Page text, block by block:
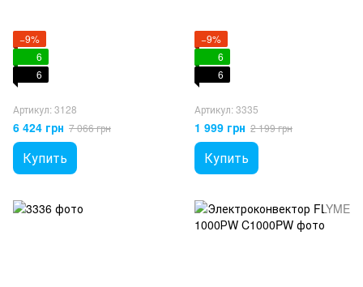
−9%
6
6
Артикул: 3128
6 424 грн 7 066 грн
Купить
−9%
6
6
Артикул: 3335
1 999 грн 2 199 грн
Купить